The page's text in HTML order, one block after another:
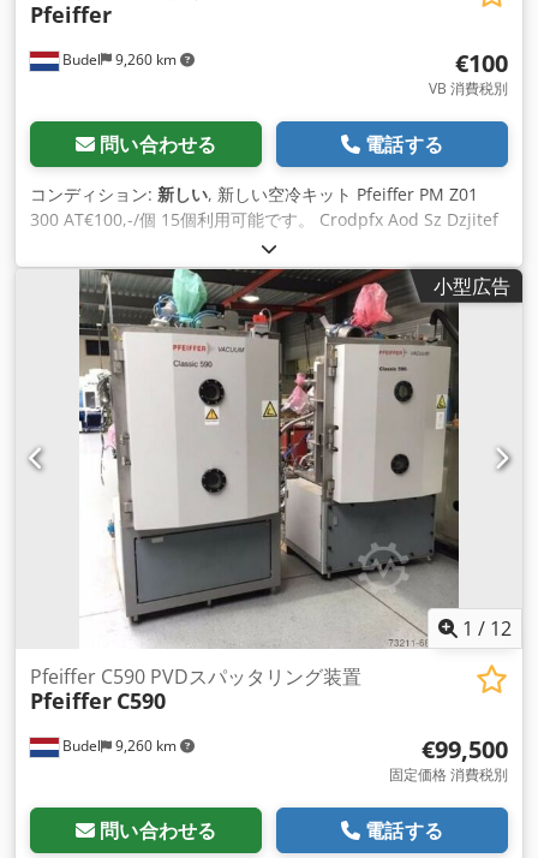
Budel 9,260 km
Pfeiffer
€100
VB 消費税別
問い合わせる 電話する
コンディション: 新しい, 新しい空冷キット Pfeiffer PM Z01
300 AT€100,-/個 15個利用可能です。 Crodpfx Aod Sz Dzjitef
小型広告
1 / 12
Budel 9,260 km
Pfeiffer C590 PVDスパッタリング装置
Pfeiffer C590
€99,500
固定価格 消費税別
問い合わせる 電話する